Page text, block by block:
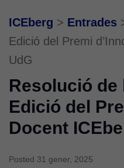
ICEberg > Entrades
Edició del Premi
UdG
Resolució de
Edició del
Docent
Posted 31 gener, 2025